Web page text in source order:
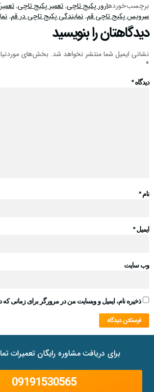
برچسب خوردهارور پکیج تاچی,تعمیر پکیج تاچی,
سرویس پکیج تاچی قم,نمایندگی پکیج تاچی در قم,
دیدگاهتان را بنویسید
نشانی ایمیل شما منتشر نخواهد شد. بخش‌های
*
دیدگاه*
نام*
ایمیل*
وب‌ سایت
ذخیره نام، ایمیل و وبسایت من در مرورگر برای زمانی که
برای دریافت مشاوره رایگان تعمیرات
09191530565